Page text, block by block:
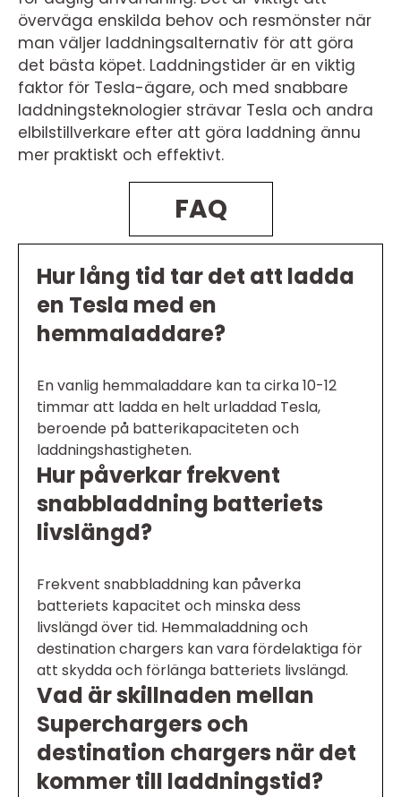
överväga enskilda behov och resmönster när
man väljer laddningsalternativ för att göra
det bästa köpet. Laddningstider är en viktig
faktor för Tesla-ägare, och med snabbare
laddningsteknologier strävar Tesla och andra
elbilstillverkare efter att göra laddning ännu
mer praktiskt och effektivt.
FAQ
Hur lång tid tar det att ladda
en Tesla med en
hemmaladdare?
En vanlig hemmaladdare kan ta cirka 10-12
timmar att ladda en helt urladdad Tesla,
beroende på batterikapaciteten och
laddningshastigheten.
Hur påverkar frekvent
snabbladdning batteriets
livslängd?
Frekvent snabbladdning kan påverka
batteriets kapacitet och minska dess
livslängd över tid. Hemmaladdning och
destination chargers kan vara fördelaktiga för
att skydda och förlänga batteriets livslängd.
Vad är skillnaden mellan
Superchargers och
destination chargers när det
kommer till laddningstid?